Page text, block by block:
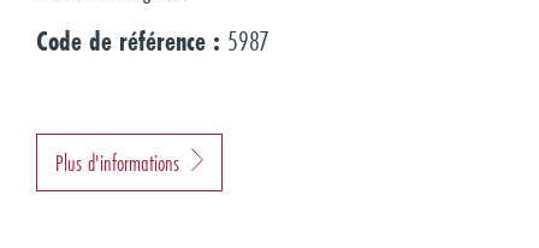
Code de référence : 5987
Plus d'informations